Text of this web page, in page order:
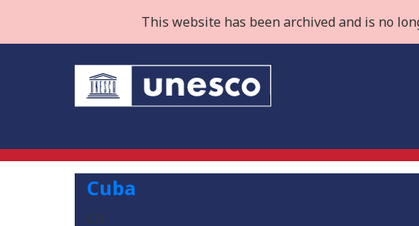
This website has been archived and is no
Cuba
CU